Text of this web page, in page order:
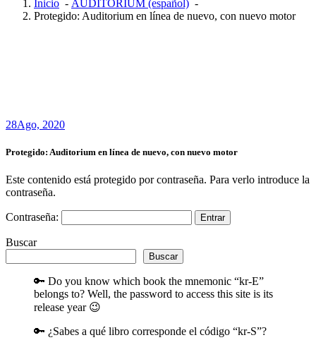
Inicio - AUDITORIUM (español) -
Protegido: Auditorium en línea de nuevo, con nuevo motor
28Ago, 2020
Protegido: Auditorium en línea de nuevo, con nuevo motor
Este contenido está protegido por contraseña. Para verlo introduce la
contraseña.
Contraseña:
Buscar
Buscar
🔑 Do you know which book the mnemonic “kr-E”
belongs to? Well, the password to access this site is its
release year 😉
🔑 ¿Sabes a qué libro corresponde el código “kr-S”?